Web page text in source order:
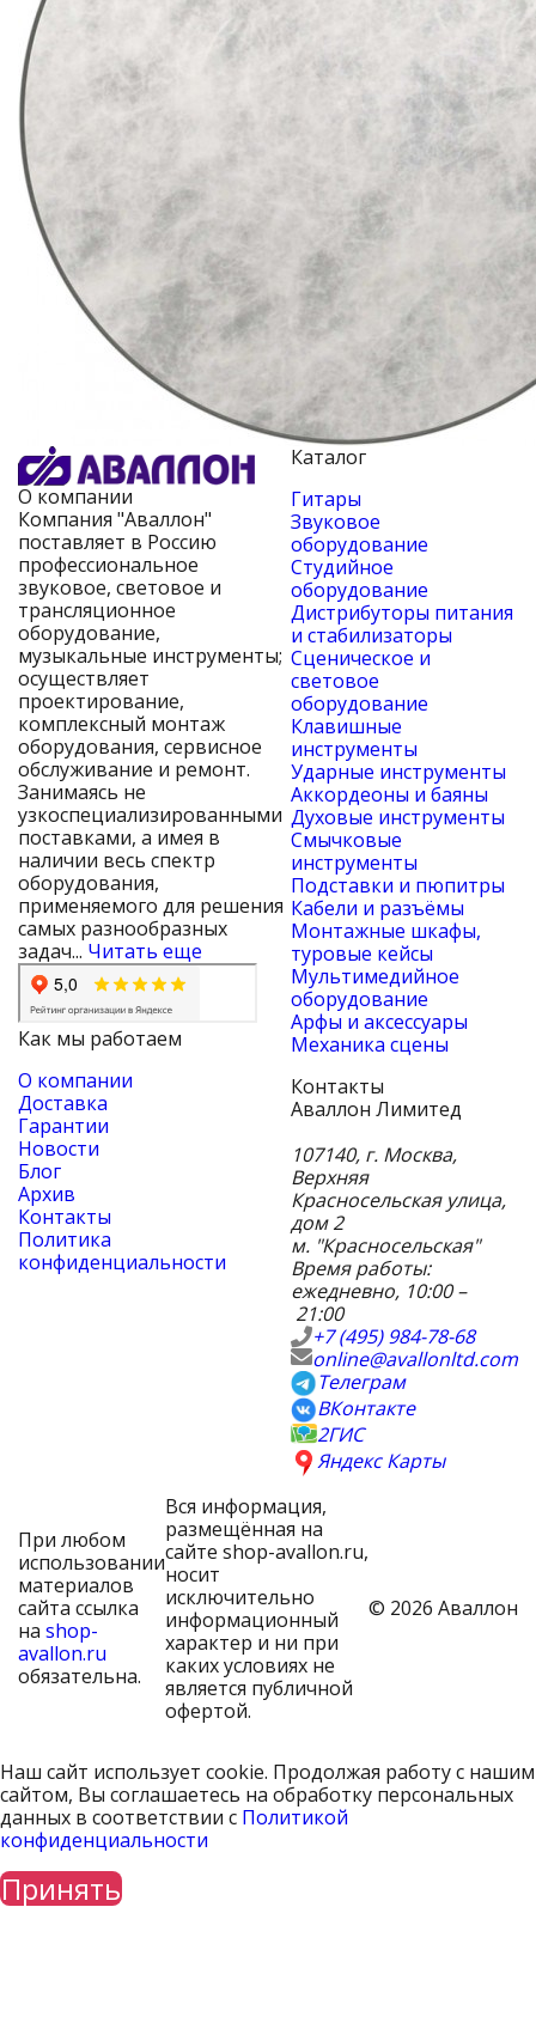
О компании
Компания "Аваллон"
поставляет в Россию
профессиональное
звуковое, световое и
трансляционное
оборудование,
музыкальные инструменты;
осуществляет
проектирование,
комплексный монтаж
оборудования, сервисное
обслуживание и ремонт.
Занимаясь не
узкоспециализированными
поставками, а имея в
наличии весь спектр
оборудования,
применяемого для решения
самых разнообразных
задач... Читать еще
Как мы работаем
О компании
Доставка
Гарантии
Новости
Блог
Архив
Контакты
Политика
конфиденциальности
Каталог
Гитары
Звуковое
оборудование
Студийное
оборудование
Дистрибуторы питания
и стабилизаторы
Сценическое и
световое
оборудование
Клавишные
инструменты
Ударные инструменты
Аккордеоны и баяны
Духовые инструменты
Смычковые
инструменты
Подставки и пюпитры
Кабели и разъёмы
Монтажные шкафы,
туровые кейсы
Мультимедийное
оборудование
Арфы и аксессуары
Механика сцены
Контакты
Аваллон Лимитед
107140, г. Москва,
Верхняя
Красносельская улица,
дом 2
м. "Красносельская"
Время работы:
ежедневно, 10:00 –
21:00
+7 (495) 984-78-68
online@avallonltd.com
Телеграм
ВКонтакте
2ГИС
Яндекс Карты
При любом
использовании
материалов
сайта ссылка
на shop-
avallon.ru
обязательна.
Вся информация,
размещённая на
сайте shop-avallon.ru,
носит
исключительно
информационный
характер и ни при
каких условиях не
является публичной
офертой.
© 2026 Аваллон
Наш сайт использует cookie. Продолжая работу с нашим
сайтом, Вы соглашаетесь на обработку персональных
данных в соответствии с Политикой
конфиденциальности
Принять